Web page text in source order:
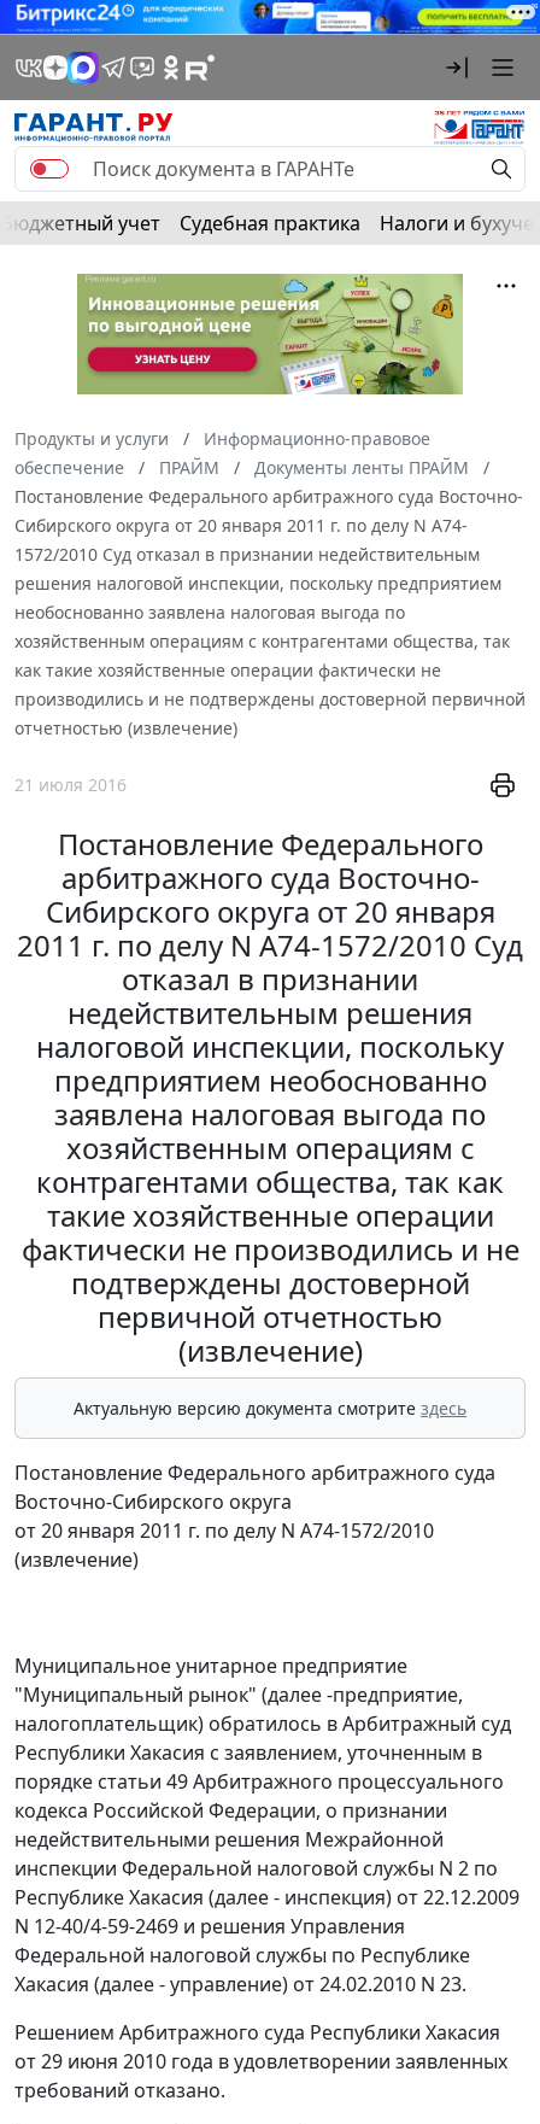
Бюджетный учет Судебная практика Налоги и
Продукты и услуги
Информационно-правовое
обеспечение
ПРАЙМ
Документы ленты ПРАЙМ
Постановление Федерального арбитражного суда Восточно-
Сибирского округа от 20 января 2011 г. по делу N А74-
1572/2010 Суд отказал в признании недействительным
решения налоговой инспекции, поскольку предприятием
необоснованно заявлена налоговая выгода по
хозяйственным операциям с контрагентами общества, так
как такие хозяйственные операции фактически не
производились и не подтверждены достоверной первичной
отчетностью (извлечение)
21 июля 2016
Постановление Федерального
арбитражного суда Восточно-
Сибирского округа от 20 января
2011 г. по делу N А74-1572/2010 Суд
отказал в признании
недействительным решения
налоговой инспекции, поскольку
предприятием необоснованно
заявлена налоговая выгода по
хозяйственным операциям с
контрагентами общества, так как
такие хозяйственные операции
фактически не производились и не
подтверждены достоверной
первичной отчетностью
(извлечение)
Актуальную версию документа смотрите здесь
Постановление Федерального арбитражного суда
Восточно-Сибирского округа
от 20 января 2011 г. по делу N А74-1572/2010
(извлечение)
Муниципальное унитарное предприятие
"Муниципальный рынок" (далее -предприятие,
налогоплательщик) обратилось в Арбитражный суд
Республики Хакасия с заявлением, уточненным в
порядке статьи 49Арбитражного процессуального
кодекса Российской Федерации, о признании
недействительными решения Межрайонной
инспекции Федеральной налоговой службы N 2 по
Республике Хакасия (далее - инспекция) от 22.12.2009
N 12-40/4-59-2469 и решения Управления
Федеральной налоговой службы по Республике
Хакасия (далее - управление) от 24.02.2010 N 23.
Решением Арбитражного суда Республики Хакасия
от 29 июня 2010 года в удовлетворении заявленных
требований отказано.